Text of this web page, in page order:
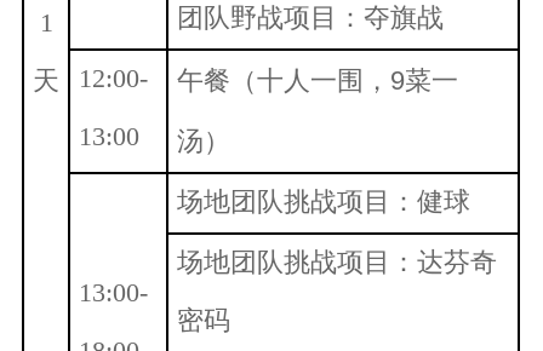
1
天
团队野战项目：夺旗战
12:00-
13:00
午餐（十人一围， 9菜一
汤）
13:00-
场地团队挑战项目：健球
场地团队挑战项目：达芬奇
密码